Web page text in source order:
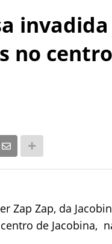
invadida
no
Zap Zap, da
de Jacobina,